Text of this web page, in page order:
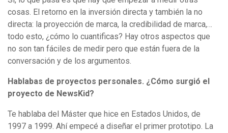
cosas. El retorno en la inversión directa y también la no
directa: la proyección de marca, la credibilidad de marca,…
todo esto, ¿cómo lo cuantificas? Hay otros aspectos que
no son tan fáciles de medir pero que están fuera de la
conversación y de los argumentos.
Hablabas de proyectos personales. ¿Cómo surgió el
proyecto de NewsKid?
Te hablaba del Máster que hice en Estados Unidos, de
1997 a 1999. Ahí empecé a diseñar el primer prototipo. La